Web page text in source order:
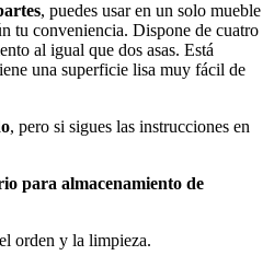
, puedes usar en un solo mueble
tu conveniencia. Dispone de cuatro
al igual que dos asas. Está
una superficie lisa muy fácil de
, pero si sigues las instrucciones en
para almacenamiento de
orden y la limpieza.